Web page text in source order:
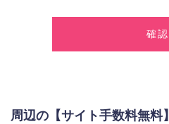
2.個人情報の利用
お問い合わせに対する回答、資料等の送付
周辺の【サイト手数料無料】